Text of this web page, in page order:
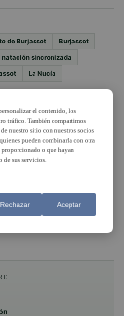
de Burjassot Burjassot
sincronizada
La Nucía
el contenido, los
tráfico. También compartimos
nuestro sitio con nuestros socios
pueden combinarla con otra
o que hayan
de sus servicios.
Rechazar Aceptar